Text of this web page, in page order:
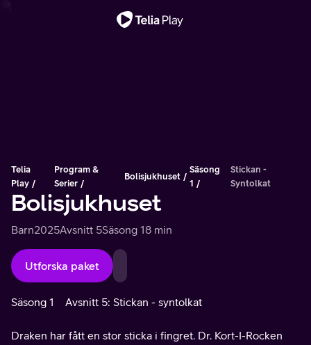
Telia
Play
Program &
Serier
Bolisjukhuset
Säsong
1
Stickan -
Syntolkat
Bolisjukhuset
Barn2025Avsnitt 5Säsong 18 min
Utforska paket
Säsong 1 Avsnitt 5: Stickan - syntolkat
Draken har fått en stor sticka i fingret. Dr. Kort-I-Rocken